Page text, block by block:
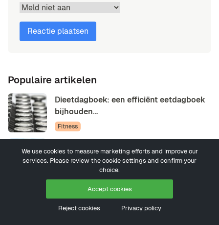
Populaire artikelen
Dieetdagboek: een efficiënt eetdagboek
bijhouden…
Fitness
besmetting & behandeling
Pukkels verhelpen: de beste middelen
tegen jeugdpuistjes
We use cookies to measure marketing efforts and improve our
services. Please review the cookie settings and confirm your
choice.
Accept cookies
Reject cookies Privacy policy